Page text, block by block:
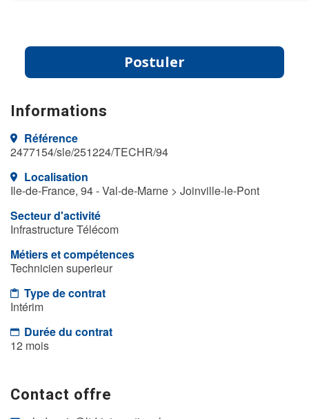
Postuler
Informations
Référence
2477154/sle/251224/TECHR/94
Localisation
Ile-de-France, 94 - Val-de-Marne > Joinville-le-Pont
Secteur d'activité
Infrastructure Télécom
Métiers et compétences
Technicien superieur
Type de contrat
Intérim
Durée du contrat
12 mois
Contact offre